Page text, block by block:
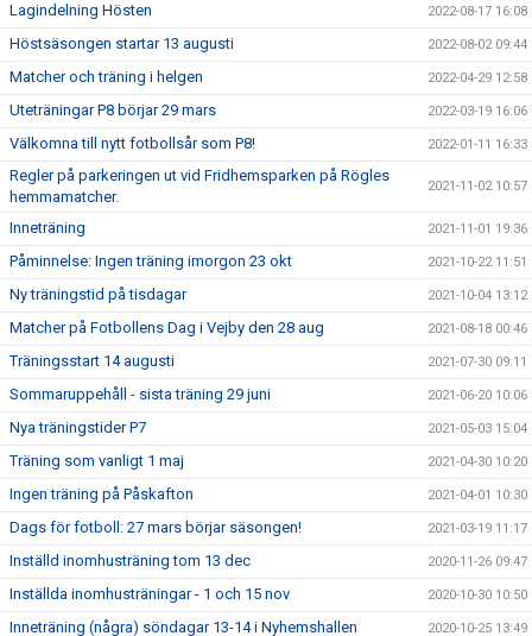
Lagindelning Hösten 2022-08-17 16:08
Höstsäsongen startar 13 augusti 2022-08-02 09:44
Matcher och träning i helgen 2022-04-29 12:58
Uteträningar P8 börjar 29 mars 2022-03-19 16:06
Välkomna till nytt fotbollsår som P8! 2022-01-11 16:33
Regler på parkeringen ut vid Fridhemsparken på Rögles
hemmamatcher.
2021-11-02 10:57
Inneträning 2021-11-01 19:36
Påminnelse: Ingen träning imorgon 23 okt 2021-10-22 11:51
Ny träningstid på tisdagar 2021-10-04 13:12
Matcher på Fotbollens Dag i Vejby den 28 aug 2021-08-18 00:46
Träningsstart 14 augusti 2021-07-30 09:11
Sommaruppehåll - sista träning 29 juni 2021-06-20 10:06
Nya träningstider P7 2021-05-03 15:04
Träning som vanligt 1 maj 2021-04-30 10:20
Ingen träning på Påskafton 2021-04-01 10:30
Dags för fotboll: 27 mars börjar säsongen! 2021-03-19 11:17
Inställd inomhusträning tom 13 dec 2020-11-26 09:47
Inställda inomhusträningar - 1 och 15 nov 2020-10-30 10:50
Inneträning (några) söndagar 13-14 i Nyhemshallen 2020-10-25 13:49